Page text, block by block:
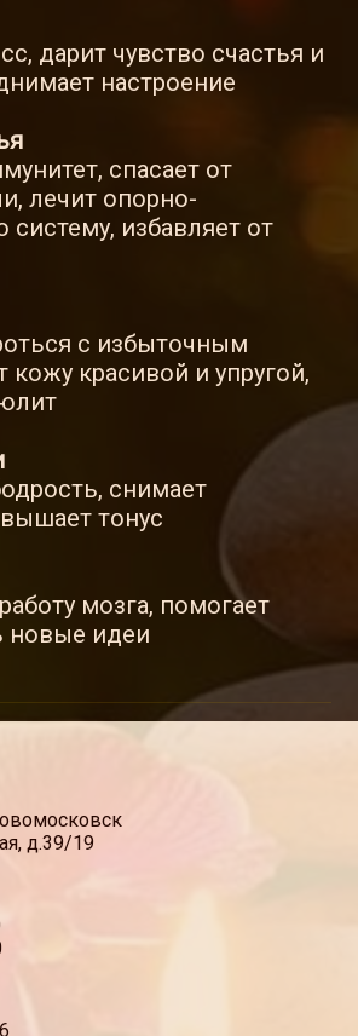
дарит чувство счастья и
настроение
спасает от
лечит опорно-
систему, избавляет от
с избыточным
кожу красивой и упругой,
снимает
тонус
мозга, помогает
новые идеи
д.39/19